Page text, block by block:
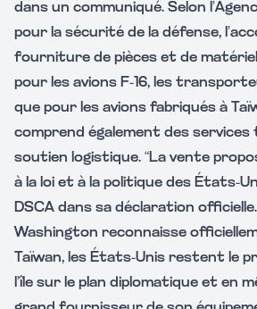
dans un communiqué. Selon
pour la sécurité de la défense,
fourniture de pièces et de
pour les avions F-16, les
que pour les avions fabriqués à
comprend également des
soutien logistique. “La vente
à la loi et à la politique des États-
DSCA dans sa déclaration
Washington reconnaisse
Taïwan, les États-Unis restent le
l’île sur le plan diplomatique et en